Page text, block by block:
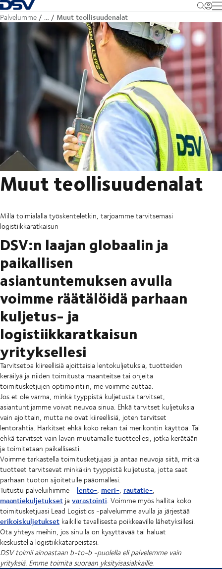
Takaisin kotisivulle
Palvelumme … Muut teollisuudenalat
Muut teollisuudenalat
Millä toimialalla työskenteletkin, tarjoamme tarvitsemasi
logistiikkaratkaisun
DSV:n laajan globaalin ja
paikallisen
asiantuntemuksen avulla
voimme räätälöidä parhaan
kuljetus- ja
logistiikkaratkaisun
yrityksellesi
Tarvitsetpa kiireellisiä ajoittaisia lentokuljetuksia, tuotteiden
keräilyä ja niiden toimitusta maanteitse tai ohjeita
toimitusketjujen optimointiin, me voimme auttaa.
Jos et ole varma, minkä tyyppistä kuljetusta tarvitset,
asiantuntijamme voivat neuvoa sinua. Ehkä tarvitset kuljetuksia
vain ajoittain, mutta ne ovat kiireellisiä, joten tarvitset
lentorahtia. Harkitset ehkä koko rekan tai merikontin käyttöä. Tai
ehkä tarvitset vain lavan muutamalle tuotteellesi, jotka kerätään
ja toimitetaan paikallisesti.
Voimme tarkastella toimitusketjujasi ja antaa neuvoja siitä, mitkä
tuotteet tarvitsevat minkäkin tyyppistä kuljetusta, jotta saat
parhaan tuoton sijoitetulle pääomallesi.
Tutustu palveluihimme - lento-, meri-, rautatie-,
maantiekuljetukset ja varastointi. Voimme myös hallita koko
toimitusketjuasi Lead Logistics -palvelumme avulla ja järjestää
erikoiskuljetukset kaikille tavallisesta poikkeaville lähetyksillesi.
Ota yhteys meihin, jos sinulla on kysyttävää tai haluat
keskustella logistiikkatarpeistasi.
DSV toimii ainoastaan b-to-b -puolella eli palvelemme vain
yrityksiä. Emme toimita suoraan yksityisasiakkaille.